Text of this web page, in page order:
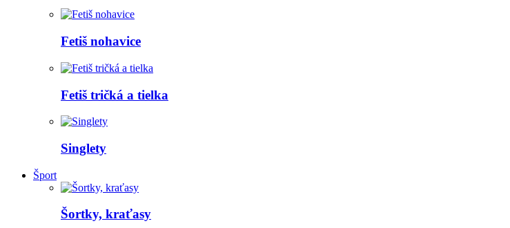
Fetiš nohavice
Fetiš tričká a tielka
Singlety
Šport
Šortky, kraťasy